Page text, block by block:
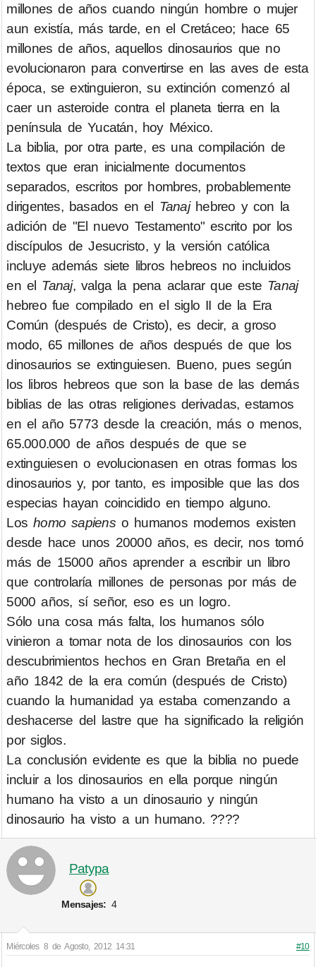
millones de años cuando ningún hombre o mujer
aun existía, más tarde, en el Cretáceo; hace 65
millones de años, aquellos dinosaurios que no
evolucionaron para convertirse en las aves de esta
época, se extinguieron, su extinción comenzó al
caer un asteroide contra el planeta tierra en la
península de Yucatán, hoy México.
La biblia, por otra parte, es una compilación de
textos que eran inicialmente documentos
separados, escritos por hombres, probablemente
dirigentes, basados en el Tanajhebreo y con la
adición de "El nuevo Testamento" escrito por los
discípulos de Jesucristo, y la versión católica
incluye además siete libros hebreos no incluidos
en el Tanaj, valga la pena aclarar que este Tanaj
hebreo fue compilado en el siglo II de la Era
Común (después de Cristo), es decir, a groso
modo, 65 millones de años después de que los
dinosaurios se extinguiesen. Bueno, pues según
los libros hebreos que son la base de las demás
biblias de las otras religiones derivadas, estamos
en el año 5773 desde la creación, más o menos,
65.000.000 de años después de que se
extinguiesen o evolucionasen en otras formas los
dinosaurios y, por tanto, es imposible que las dos
especias hayan coincidido en tiempo alguno.
Loshomo sapienso humanos modernos existen
desde hace unos 20000 años, es decir, nos tomó
más de 15000 años aprender a escribir un libro
que controlaría millones de personas por más de
5000 años, sí señor, eso es un logro.
Sólo una cosa más falta, los humanos sólo
vinieron a tomar nota de los dinosaurios con los
descubrimientos hechos en Gran Bretaña en el
año 1842 de la era común (después de Cristo)
cuando la humanidad ya estaba comenzando a
deshacerse del lastre que ha significado la religión
por siglos.
La conclusión evidente es que la biblia no puede
incluir a los dinosaurios en ella porque ningún
humano ha visto a un dinosaurio y ningún
dinosaurio ha visto a un humano. ????
Patypa
Mensajes: 4
Miércoles 8 de Agosto, 2012 14:31 #10